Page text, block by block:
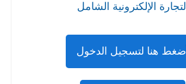
التجارة الإلكترونية الشامل
أضغط هنا لتسجيل الدخول